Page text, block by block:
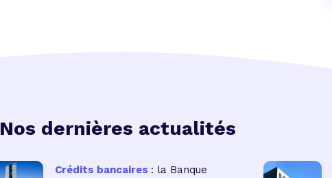
Nos dernières actualités
Crédits bancaires : la Banque